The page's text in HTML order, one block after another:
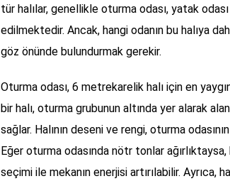
tür halılar, genellikle oturma odası, yatak
edilmektedir. Ancak, hangi odanın bu halıya
göz önünde bulundurmak gerekir.
Oturma odası, 6 metrekarelik halı için en
bir halı, oturma grubunun altında yer alarak
sağlar. Halının deseni ve rengi, oturma
Eğer oturma odasında nötr tonlar
seçimi ile mekanın enerjisi artırılabilir. Ayrıca,